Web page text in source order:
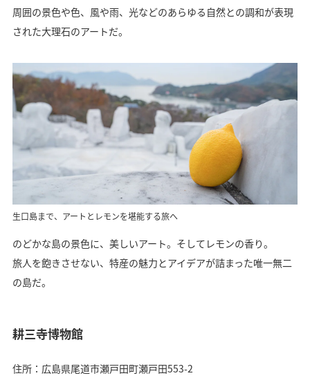
周囲の景色や色、風や雨、光などのあらゆる自然との調和が表現
された大理石のアートだ。
生口島まで、アートとレモンを堪能する旅へ
のどかな島の景色に、美しいアート。そしてレモンの香り。
旅人を飽きさせない、特産の魅力とアイデアが詰まった唯一無二
の島だ。
耕三寺博物館
住所：広島県尾道市瀬戸田町瀬戸田553-2